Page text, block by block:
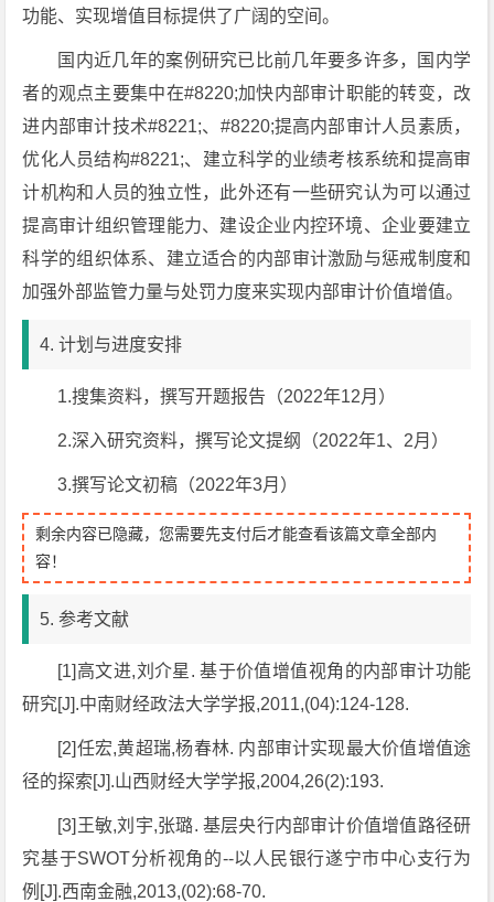
功能、实现增值目标提供了广阔的空间。
国内近几年的案例研究已比前几年要多许多，国内学
者的观点主要集中在#8220;加快内部审计职能的转变，改
进内部审计技术#8221;、#8220;提高内部审计人员素质，
优化人员结构#8221;、建立科学的业绩考核系统和提高审
计机构和人员的独立性，此外还有一些研究认为可以通过
提高审计组织管理能力、建设企业内控环境、企业要建立
科学的组织体系、建立适合的内部审计激励与惩戒制度和
加强外部监管力量与处罚力度来实现内部审计价值增值。
4. 计划与进度安排
1.搜集资料，撰写开题报告（2022年12月）
2.深入研究资料，撰写论文提纲（2022年1、2月）
3.撰写论文初稿（2022年3月）
剩余内容已隐藏，您需要先支付后才能查看该篇文章全部内
容！
5. 参考文献
[1]高文进,刘介星. 基于价值增值视角的内部审计功能
研究[J].中南财经政法大学学报,2011,(04):124-128.
[2]任宏,黄超瑞,杨春林. 内部审计实现最大价值增值途
径的探索[J].山西财经大学学报,2004,26(2):193.
[3]王敏,刘宇,张璐. 基层央行内部审计价值增值路径研
究基于SWOT分析视角的--以人民银行遂宁市中心支行为
例[J].西南金融,2013,(02):68-70.